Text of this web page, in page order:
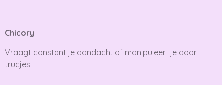
Chicory
Vraagt constant je aandacht of manipuleert je door
trucjes